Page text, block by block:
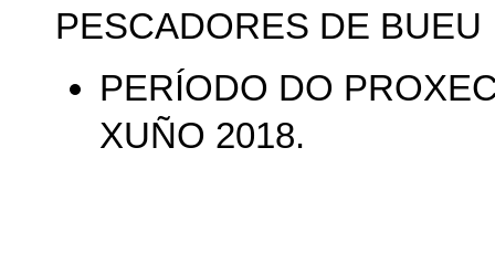
PESCADORES DE BUEU
PERÍODO DO
XUÑO 2018.